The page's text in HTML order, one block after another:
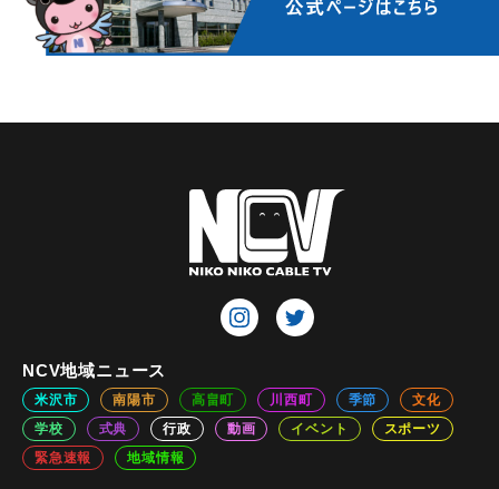
NCV地域ニュース
米沢市 南陽市 高畠町 川西町 季節
文化
学校
式典 行政 動画 イベント
スポーツ
緊急速報
地域情報